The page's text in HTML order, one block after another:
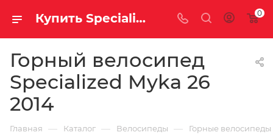
Купить Specialized Myka 26 2014 за рублей, а со скидкой 0
Горный велосипед
Specialized Myka 26
2014
Главная — Каталог — Велосипеды — Горные велосипеды